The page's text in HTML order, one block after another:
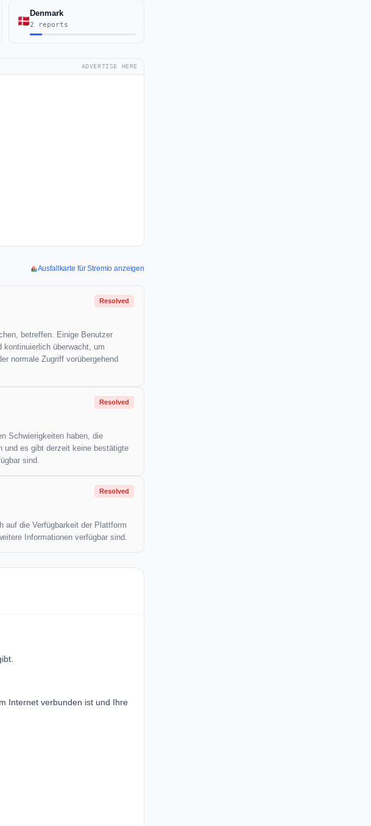
Denmark
2 reports
ADVERTISE HERE
Ausfallkarte für Stremio anzeigen
Resolved
betreffen. Einige Benutzer
kontinuierlich überwacht, um
normale Zugriff vorübergehend
Resolved
Schwierigkeiten haben, die
und es gibt derzeit keine bestätigte
sind.
Resolved
auf die Verfügbarkeit der Plattform
Informationen verfügbar sind.
Internet verbunden ist und Ihre